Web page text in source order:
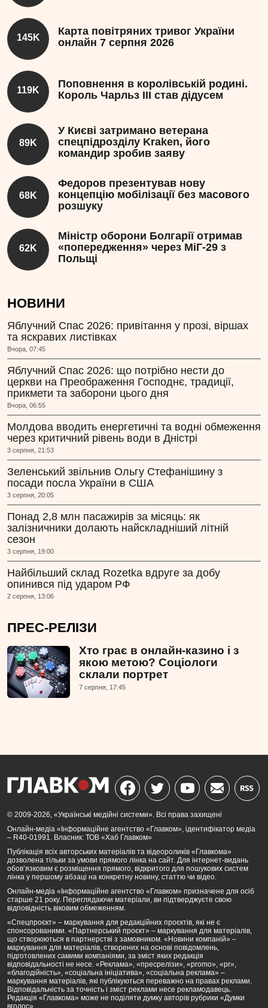
145K
Карта повітряних тривог України
онлайн 7 серпня 2026
119K
Поповнення в королівській родині.
Король Чарльз III став дідусем
89K
У Києві затримано ветерана
спецпідрозділу Kraken, його
командир зробив заяву
68K
Федоров презентував нову
концепцію мобілізації без масового
розшуку
62K
Міністр оборони Болгарії отримав
«попередження» через МіГ-29 з
Польщі
НОВИНИ
Яблучний Спас 2026: привітання у прозі, віршах
та яскравих листівках
Вчора, 07:45
Яблучний Спас 2026: що потрібно нести до
церкви на Преображення Господнє, традиції,
прикмети та заборони цього дня
Вчора, 06:55
Молдова вводить енергетичні та водні обмеження
через критичний рівень води в Дністрі
3 серпня, 21:53
Зеленський звільнив Ольгу Стефанішину з
посади посла України в США
3 серпня, 20:05
Понад 2,8 млн пасажирів за місяць: як
залізничники долають найскладніший літній
сезон
3 серпня, 19:00
Найбільший склад Rozetka вдруге за добу
опинився під ударом РФ
2 серпня, 13:06
ПРЕС-РЕЛІЗИ
Хто грає в онлайн-казино і з
якою метою? Соціологи
склали портрет
7 серпня, 17:45
© 2009-2026, «Українські медійні системи». Всі права захищені
Онлайн-медіа «Інформаційне агентство «Главком», ідентифікатор медіа
– R40-01991. Власник: ТОВ «Хаб Главком»
Публікація всіх авторських матеріалів та відеороликів «Главкома»
дозволена тільки за умови прямого лінка на сайт. Для інтернет-видань
обов’язковим є розміщення прямого, відкритого для пошукових систем
лінка у першому абзаці на конкретну новину, статтю чи відео.
Онлайн-медіа «Інформаційне агентство «Главком» призначене для осіб
старше 21 року. Переглядаючи матеріали, ви підтверджуєте свою
відповідність віковим обмеженням.
«Спецпроєкт» – маркування для редакційних проєктів, які не є
спонсорованими. «Партнерський проєкт» – маркування для матеріалів,
що створюються в партнерстві з замовником. «Новини компаній» –
маркування для матеріалів, створених на основі повідомлень,
підготовлених самими компаніями, за зміст яких редакція
відповідальності не несе. «Реклама», «пресрелізи», «promo», «pr»,
«благодійність», «соціальна ініціатива», «соціальна реклама» –
маркування матеріалів, які публікуються переважно на правах реклами.
Відповідальність за точність і зміст реклами несе рекламодавець.
Редакція «Главкома» може не поділяти думку авторів рубрики «Думки
вголос».